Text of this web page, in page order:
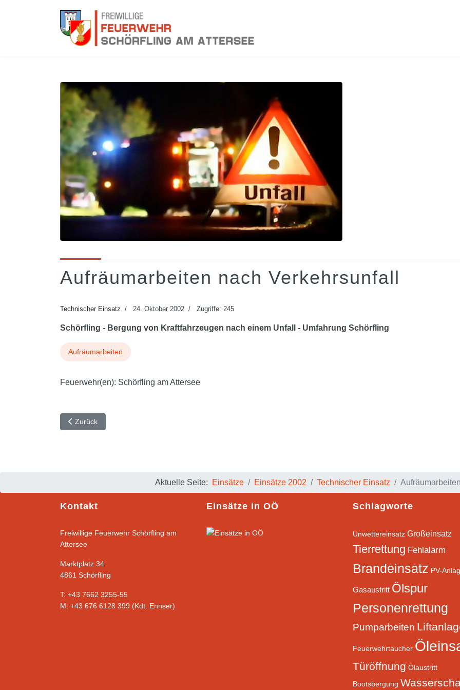
Aufräumarbeiten nach Verkehrsunfall
Technischer Einsatz 24. Oktober 2002 Zugriffe: 245
Schörfling - Bergung von Kraftfahrzeugen nach einem Unfall - Umfahrung Schörfling
Aufräumarbeiten
Feuerwehr(en): Schörfling am Attersee
Vorheriger Beitrag: Nägel auf der Fahrbahn
Zurück
Aktuelle Seite: Einsätze Einsätze 2002 Technischer Einsatz
Kontakt
Freiwillige Feuerwehr Schörfling am
Attersee
Marktplatz 34
4861 Schörfling
T: +43 7662 3255-55
M: +43 676 6128 399 (Kdt. Ennser)
Einsätze in OÖ Schlagworte
Unwettereinsatz Großeinsatz
Tierrettung Fehlalarm
Brandeinsatz PV-
Gasaustritt Ölspur
Personenrettung
Pumparbeiten
Feuerwehrtaucher
Türöffnung Ölaustritt
Bootsbergung